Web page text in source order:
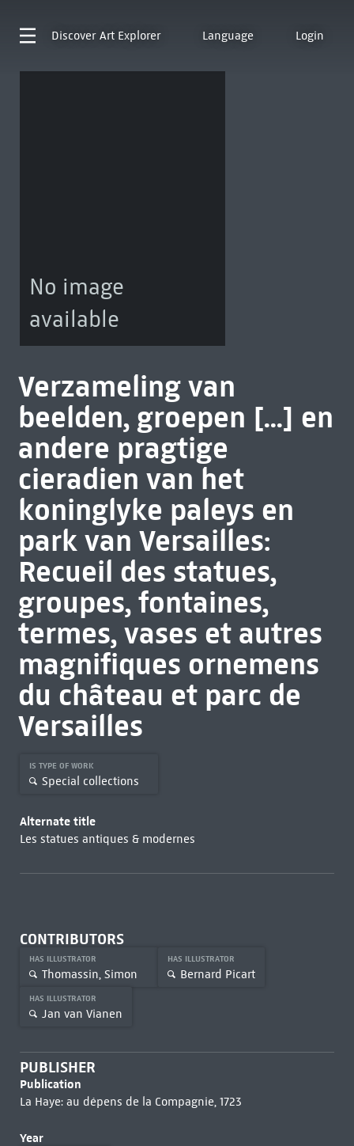
Discover Art Explorer Language Login
No image
available
Verzameling van
beelden, groepen [...] en
andere pragtige
cieradien van het
koninglyke paleys en
park van Versailles:
Recueil des statues,
groupes, fontaines,
termes, vases et autres
magnifiques ornemens
du château et parc de
Versailles
IS TYPE OF WORK
Special collections
Alternate title
Les statues antiques & modernes
CONTRIBUTORS
HAS ILLUSTRATOR
Thomassin, Simon
HAS ILLUSTRATOR
Bernard Picart
HAS ILLUSTRATOR
Jan van Vianen
PUBLISHER
Publication
La Haye: au dépens de la Compagnie, 1723
Year